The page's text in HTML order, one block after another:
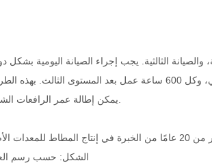
والصيانة الثالثية. يجب إجراء الصيانة اليومية بشكل
وعادةً كل 50 ساعة عمل بعد المستوى الأول من الصيانة، وكل 200 ساعة عمل بعد المستوى الثاني، وكل 600 ساعة عمل بعد المستوى
للمعدات الأصلية
الشكل: حسب رسم